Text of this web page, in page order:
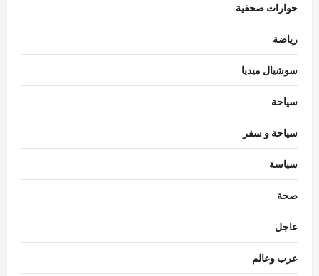
حوارات صحفية
رياضة
سوشيال ميديا
سياحة
سياحة و سفر
سياسة
صحة
عاجل
عرب وعالم
3